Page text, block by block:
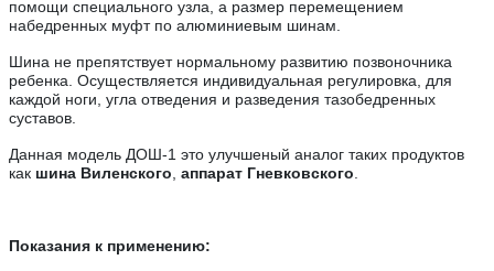
помощи специального узла, а размер перемещением
набедренных муфт по алюминиевым шинам.
Шина не препятствует нормальному развитию позвоночника
ребенка. Осуществляется индивидуальная регулировка, для
каждой ноги, угла отведения и разведения тазобедренных
суставов.
Данная модель ДОШ-1 это улучшеный аналог таких продуктов
как шина Виленского аппарат Гневковского
Показания к применению: